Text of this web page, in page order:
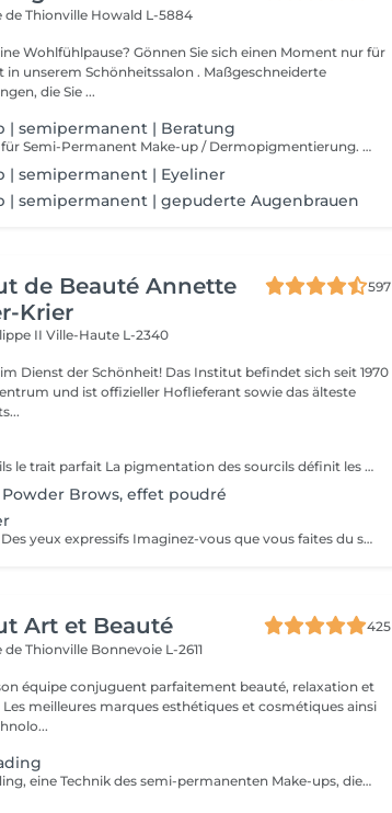
de Thionville Howald L-5884
Gönnen Sie sich einen Moment nur für
Schönheitssalon . Maßgeschneiderte
die Sie ...
| semipermanent | Beratung
Beratung für Semi-Permanent Make-up / Dermopigmentierung. Semi-permanentes Make-up ist ideal, um unter allen Umständen makellos zu bleiben. Es ist dauerhaft, aber nicht endgültig, im Gegensatz zum Tätowieren. Die Technik ähnelt jedoch der eines gewöhnlichen Tattoos. Über ein spezielles Gerät werden Pigmente in die Epidermis injiziert.
| semipermanent | Eyeliner
| semipermanent | gepuderte Augenbrauen
de Beauté Annette
Krier
597
IIVille-Haute L-2340
Schönheit! Das Institut befindet sich seit 1970
und ist offizieller Hoflieferant sowie das älteste
Les sourcils le trait parfait La pigmentation des sourcils définit les traits de votre visage en créant un cadre optique. Le tracé du sourcil exprime votre état d'âme et peut même vous donner un aspect plus jeune. Mais les sourcils peuvent aussi pousser de manière très irrégulière jusqu'à ne plus pousser du tout. Dans ce cas le maquillage permanent est la solution idéale. On choisira une couleur qui vous correspond, ensuite on vous fera un dessin des sourcils au crayon. Quand on aura obtenu le résultat parfait, nous allons commencer à pigmenter des poils très fins. A partir de ce jour vous allez vous réveiller tous les matins avec des sourcils parfaits.
Powder Brows, effet poudré
Eyeliner - Des yeux expressifs Imaginez-vous que vous faites du sport, que vous allez vous baigner ou au sauna et que votre Eyeliner ne s'efface pas, ne coule pas plus jamais. Vos cils paraissent plus fournis et vos yeux sont plus expressifs grâce à un Eyeliner fin. L'Eyeliner est aussi la solution parfaite si vous portez des lentilles ou si vous avez des problèmes de vue ou bien si vous voulez tout simplement gagner du temps. Vous avez le choix entre un Eyeliner très fin et discret et un Eyeliner décoratif, tout comme vous le souhaitez. Dans tous les cas l'Eyeliner mettra vos yeux en valeur.
Art et Beauté
425
de Thionville Bonnevoie L-2611
équipe conjuguent parfaitement beauté, relaxation et
Microblading, eine Technik des semi-permanenten Make-ups, die Ihren Augenbrauen durch eine Haar-für-Haar-Zeichnung wieder Form, Dichte und Definition verleiht mit einem ultra-natürlichen Ergebnis. Ideal, wenn Ihre Augenbrauen zu dünn, wenig dicht oder unregelmäßig sind. Microblading sorgt für einen strukturierten und harmonischen Blick ganz ohne tägliches Make-up. Sanfte und präzise Technik, hautschonend. Hochwertige Pigmente für ein dauerhaftes Ergebnis. Individuelle Beratung vor jeder Sitzung. Haltbarkeit: 12 bis 18 Monate. Gönnen Sie sich perfekte und elegante Augenbrauen jeden Tag.